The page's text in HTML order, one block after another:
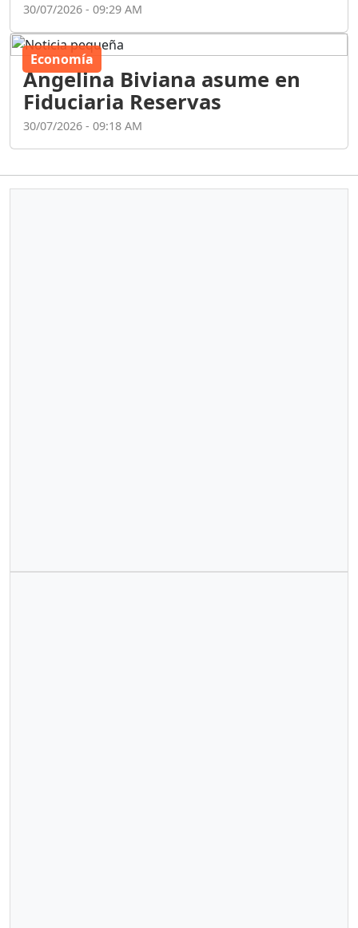
30/07/2026 - 09:29 AM
Economía
Angelina Biviana asume en
Fiduciaria Reservas
30/07/2026 - 09:18 AM